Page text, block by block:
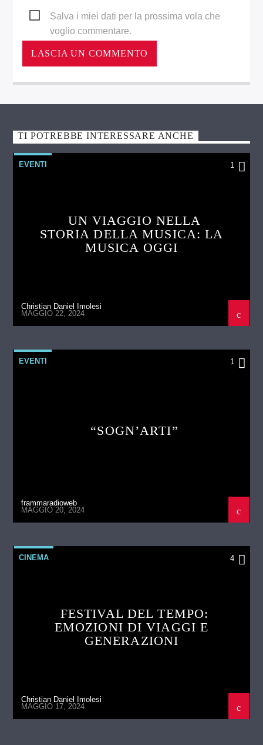
Salva i miei dati per la prossima vola che
voglio commentare.
TI POTREBBE INTERESSARE ANCHE
EVENTI 1
UN VIAGGIO NELLA
STORIA DELLA MUSICA: LA
MUSICA OGGI
Christian Daniel Imolesi
MAGGIO 22, 2024
EVENTI 1
“SOGN’ARTI”
frammaradioweb
MAGGIO 20, 2024
CINEMA 4
FESTIVAL DEL TEMPO:
EMOZIONI DI VIAGGI E
GENERAZIONI
Christian Daniel Imolesi
MAGGIO 17, 2024